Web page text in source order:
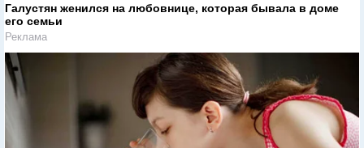
Галустян женился на любовнице, которая бывала в доме
его семьи
Реклама